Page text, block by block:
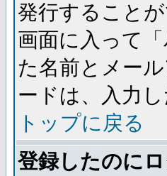
発行すること
画面に入って
た名前とメー
ードは、入力
トップに戻る
登録したのに